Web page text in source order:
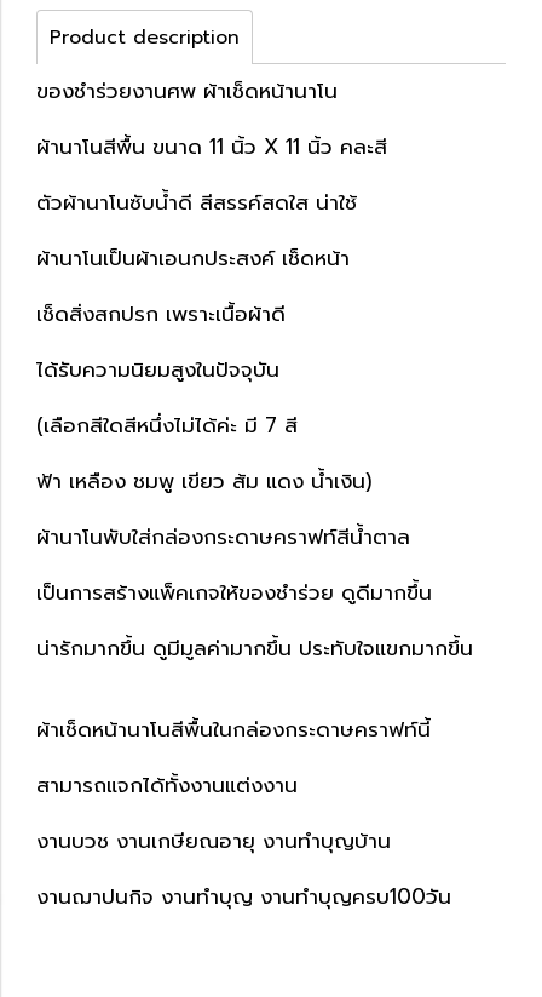
Product description
ของชำร่วยงานศพ ผ้าเช็ดหน้านาโน
ผ้านาโนสีพื้น ขนาด 11 นิ้ว X 11 นิ้ว คละสี
ตัวผ้านาโนซับน้ำดี สีสรรค์สดใส น่าใช้
ผ้านาโนเป็นผ้าเอนกประสงค์ เช็ดหน้า
เช็ดสิ่งสกปรก เพราะเนื้อผ้าดี
ได้รับความนิยมสูงในปัจจุบัน
(เลือกสีใดสีหนึ่งไม่ได้ค่ะ มี 7 สี
ฟ้า เหลือง ชมพู เขียว ส้ม แดง น้ำเงิน)
ผ้านาโนพับใส่กล่องกระดาษคราฟท์สีน้ำตาล
เป็นการสร้างแพ็คเกจให้ของชำร่วย ดูดีมากขึ้น
น่ารักมากขึ้น ดูมีมูลค่ามากขึ้น ประทับใจแขกมากขึ้น
ผ้าเช็ดหน้านาโนสีพื้นในกล่องกระดาษคราฟท์นี้
สามารถแจกได้ทั้งงานแต่งงาน
งานบวช งานเกษียณอายุ งานทำบุญบ้าน
งานฌาปนกิจ งานทำบุญ งานทำบุญครบ100วัน